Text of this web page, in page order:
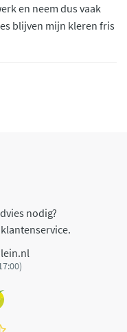
en neem dus vaak
blijven mijn kleren fris
nodig?